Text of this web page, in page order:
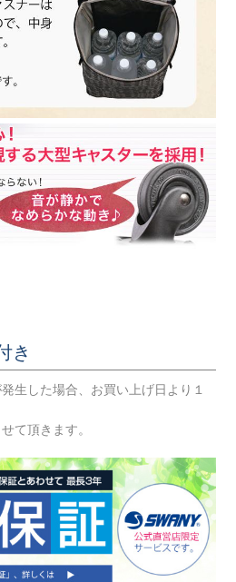
き
生した場合、お買い上げ日より１
て頂きます。